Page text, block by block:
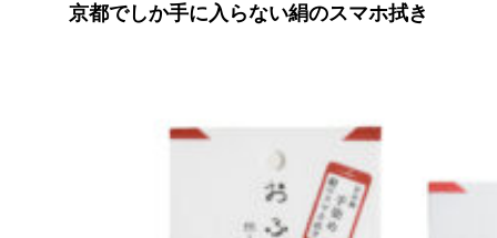
京都でしか手に入らない絹のスマホ拭き